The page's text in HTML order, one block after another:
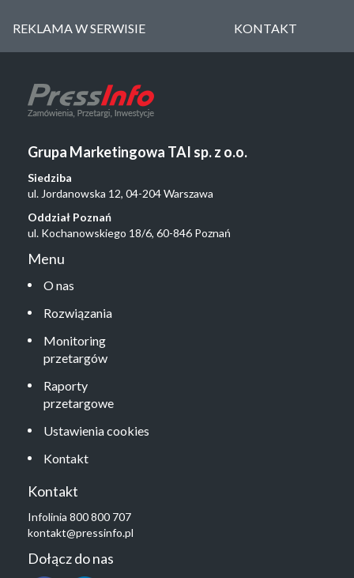
REKLAMA W SERWISIE KONTAKT
Grupa Marketingowa TAI sp. z o.o.
Siedziba
ul. Jordanowska 12, 04-204 Warszawa
Oddział Poznań
ul. Kochanowskiego 18/6, 60-846 Poznań
Menu
O nas
Rozwiązania
Monitoring
przetargów
Raporty
przetargowe
Ustawienia cookies
Kontakt
Kontakt
Infolinia 800 800 707
kontakt@pressinfo.pl
Dołącz do nas